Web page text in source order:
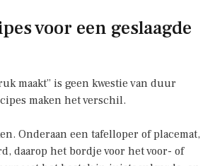
voor een geslaagde
maakt” is geen kwestie van duur
maken het verschil.
Onderaan een tafelloper of placemat,
daarop het bordje voor het voor- of